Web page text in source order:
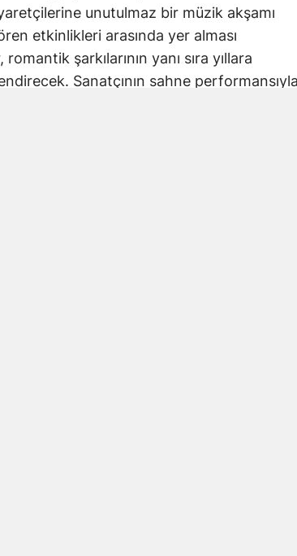
unutulmaz bir müzik akşamı
etkinlikleri arasında yer alması
şarkılarının yanı sıra yıllara
Sanatçının sahne performansıyla